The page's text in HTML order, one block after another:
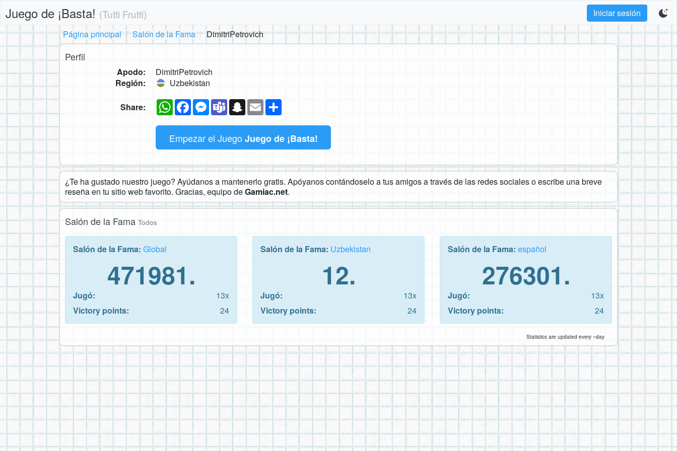
Juego de ¡Basta! (Tutti Frutti)
Iniciar sesión
Página principal
Salón de la Fama DimitriPetrovich
Perfil
Apodo:
DimitriPetrovich
Región:
Uzbekistan
Share: WhatsAppFacebookMessenger
TeamsSnapchat
Email
Empezar el Juego Juego de ¡Basta!
¿Te ha gustado nuestro juego? Ayúdanos a mantenerlo gratis. Apóyanos contándoselo a tus amigos a través de las redes sociales o escribe una breve
reseña en tu sitio web favorito. Gracias, equipo deGamiac.net.
Salón de la Fama Todos
Salón de la Fama: Global
471981.
Jugó:
13x
Victory points:
24
Salón de la Fama: Uzbekistan
12.
Jugó:
13x
Victory points:
24
Salón de la Fama: español
276301.
Jugó:
13x
Victory points:
24
Statistics are updated every ~day